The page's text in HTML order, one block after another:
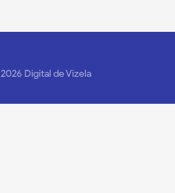
2026 Digital de Vizela